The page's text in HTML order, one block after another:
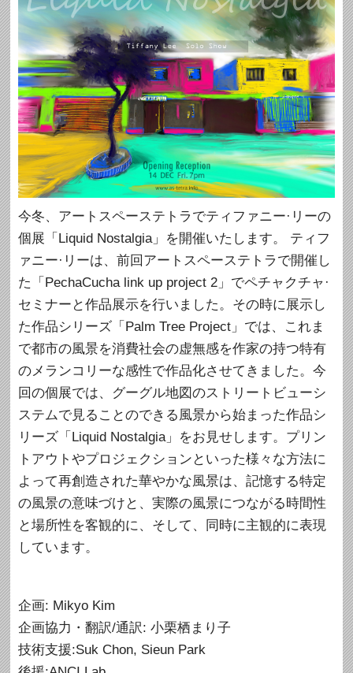
今冬、アートスペーステトラでティファニー·リーの
個展「Liquid Nostalgia」を開催いたします。 ティフ
ァニー·リーは、前回アートスペーステトラで開催し
た「PechaCucha link up project 2」でペチャクチャ·
セミナーと作品展示を行いました。その時に展示し
た作品シリーズ「Palm Tree Project」では、これま
で都市の風景を消費社会の虚無感を作家の持つ特有
のメランコリーな感性で作品化させてきました。今
回の個展では、グーグル地図のストリートビューシ
ステムで見ることのできる風景から始まった作品シ
リーズ「Liquid Nostalgia」をお見せします。プリン
トアウトやプロジェクションといった様々な方法に
よって再創造された華やかな風景は、記憶する特定
の風景の意味づけと、実際の風景につながる時間性
と場所性を客観的に、そして、同時に主観的に表現
しています。
企画: Mikyo Kim
企画協力・翻訳/通訳: 小栗栖まり子
技術支援:Suk Chon, Sieun Park